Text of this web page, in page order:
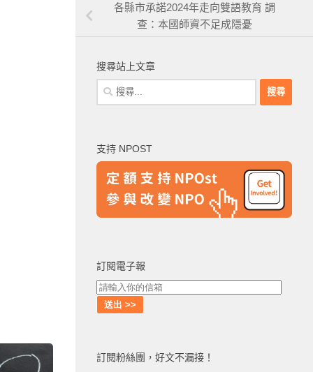
各縣市承諾2024年走向雙語教育 調
查：本國師資不足成隱憂
搜尋站上文章
搜
尋
字:
支持 NPOST
訂閱電子報
訂閱粉絲團，好文不漏接！